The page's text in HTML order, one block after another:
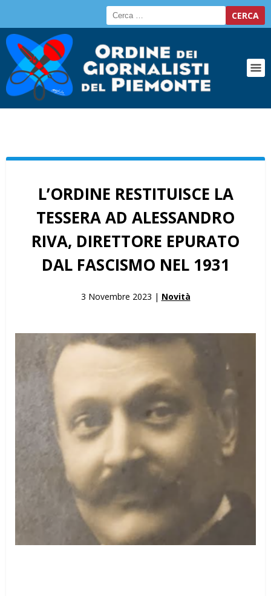
L’ORDINE RESTITUISCE LA
TESSERA AD ALESSANDRO
RIVA, DIRETTORE EPURATO
DAL FASCISMO NEL 1931
3 Novembre 2023 | Novità